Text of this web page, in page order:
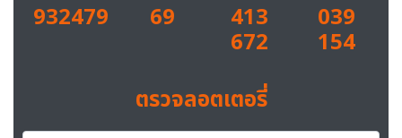
932479 69 413
672
039
154
ตรวจลอตเตอรี่